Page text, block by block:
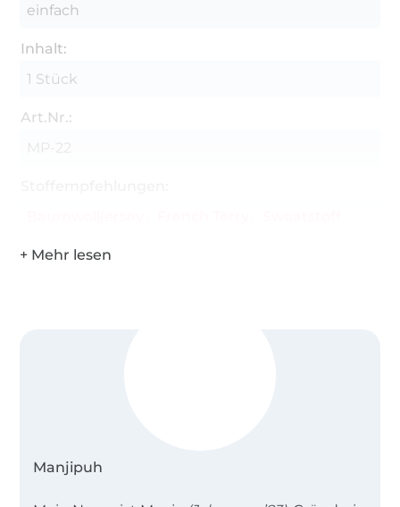
einfach
Inhalt:
1 Stück
Art.Nr.:
MP-22
Manjipuh